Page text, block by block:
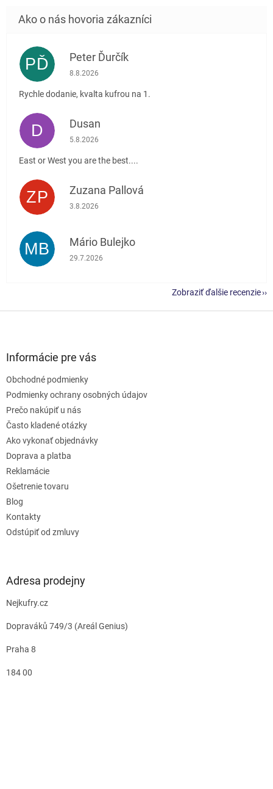
PĎ Peter Ďurčík
Hodnotenie obchodu je 5 z 5 hviezdičiek.
8.8.2026
Rychle dodanie, kvalta kufrou na 1.
D Dusan
Hodnotenie obchodu je 5 z 5 hviezdičiek.
5.8.2026
East or West you are the best....
ZP Zuzana Pallová
Hodnotenie obchodu je 5 z 5 hviezdičiek.
3.8.2026
MB Mário Bulejko
Hodnotenie obchodu je 5 z 5 hviezdičiek.
29.7.2026
Zobraziť ďalšie recenzie
Informácie pre vás
Obchodné podmienky
Podmienky ochrany osobných údajov
Prečo nakúpiť u nás
Často kladené otázky
Ako vykonať objednávky
Doprava a platba
Reklamácie
Ošetrenie tovaru
Blog
Kontakty
Odstúpiť od zmluvy
Adresa prodejny
Nejkufry.cz
Dopraváků 749/3 (Areál Genius)
Praha 8
184 00